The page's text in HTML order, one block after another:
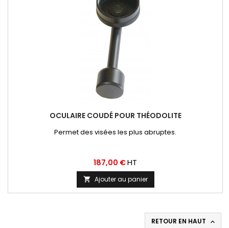
OCULAIRE COUDÉ POUR THÉODOLITE
Permet des visées les plus abruptes.
Prix
187,00 €HT
 Ajouter au panier
RETOUR EN HAUT 